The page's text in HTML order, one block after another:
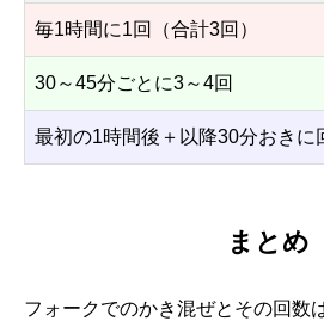
毎1時間に1回（合計3回）
30～45分ごとに3～4回
最初の1時間後＋以降30分おきに
まとめ
フォークでのかき混ぜとその回数